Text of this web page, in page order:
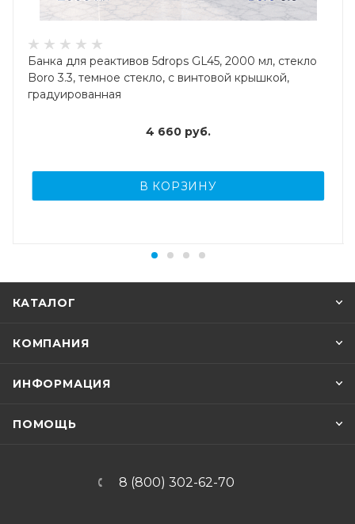
Банка для реактивов 5drops GL45, 2000 мл, стекло
Boro 3.3, темное стекло, с винтовой крышкой,
градуированная
4 660руб.
В КОРЗИНУ
КАТАЛОГ
КОМПАНИЯ
ИНФОРМАЦИЯ
ПОМОЩЬ
8 (800) 302-62-70